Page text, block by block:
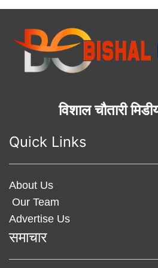
विशाल चौतारी
Quick Links
About Us
Our Team
Advertise Us
समाचार